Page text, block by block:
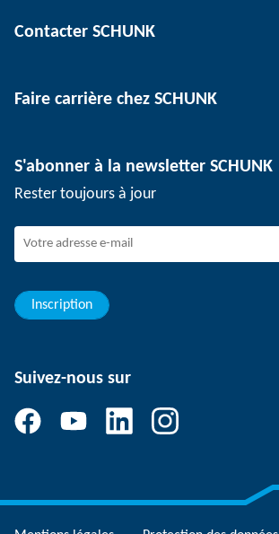
Technologie d'automatisation
Technologie de serrage de pièce
Contacter SCHUNK
Sites
Événements
Faire carrière chez SCHUNK
SCHUNK en tant qu'employeur
Rejoindre SCHUNK
Vos avantages
S'abonner à la newsletter SCHUNK
Rester toujours à jour
Inscription
Suivez-nous sur